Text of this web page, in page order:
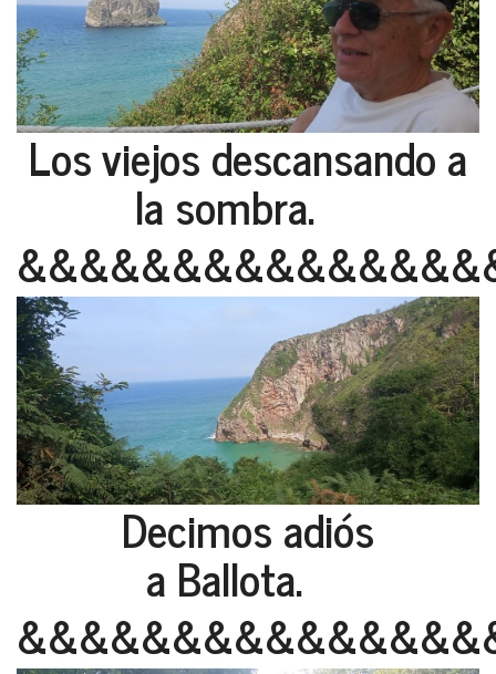
Los viejos descansando a
la sombra.
Decimos adiós
a Ballota.